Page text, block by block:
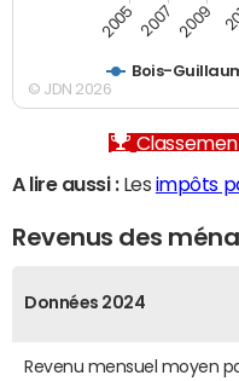
Bois-
2005 2007 2009
© JDN 2026
A lire aussi :Les impôts
Revenus des
Données 2024
Revenu mensuel moyen